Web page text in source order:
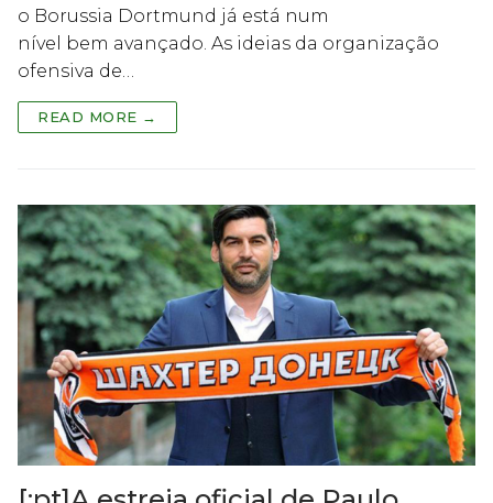
o Borussia Dortmund já está num
nível bem avançado. As ideias da organização
ofensiva de…
READ MORE →